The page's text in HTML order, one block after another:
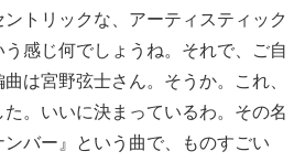
トリックな、アーティスティック
感じ何でしょうね。それで、ご自
は宮野弦士さん。そうか。これ、
。いいに決まっているわ。その名
ンバー』という曲で、ものすごい